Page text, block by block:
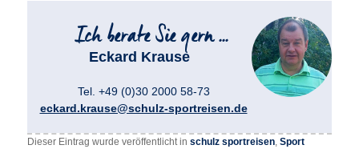
Eckard Krause
Tel. +49 (0)30 2000 58-73
eckard.krause@schulz-sportreisen.de
Dieser Eintrag wurde veröffentlicht inschulz sportreisen,Sport